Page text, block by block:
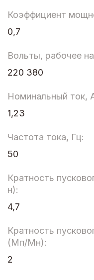
Коэффициент
0,7
Вольты, рабочее
220 380
Номинальный ток,
1,23
Частота тока, Гц:
50
Кратность
н):
4,7
Кратность
(Мп/Мн):
2